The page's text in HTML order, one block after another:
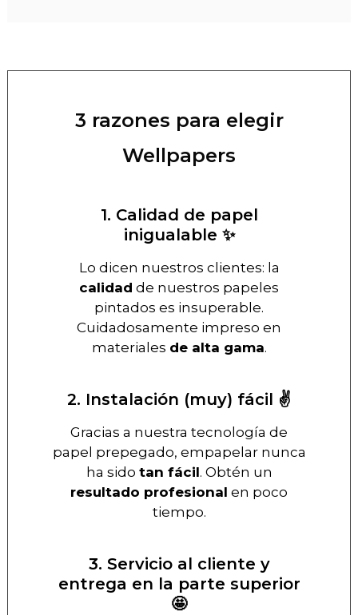
3 razones para elegir
Wellpapers
1. Calidad de papel
inigualable ✨
Lo dicen nuestros clientes: la
calidad de nuestros papeles
pintados es insuperable.
Cuidadosamente impreso en
materiales de alta gama.
2. Instalación (muy) fácil ✌️
Gracias a nuestra tecnología de
papel prepegado, empapelar nunca
ha sido tan fácil. Obtén un
resultado profesional en poco
tiempo.
3. Servicio al cliente y
entrega en la parte superior
🤩